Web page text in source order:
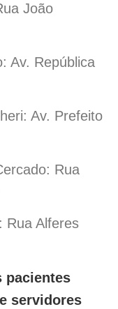
João
Av. República
Av. Prefeito
Rua
Rua Alferes
pacientes
servidores